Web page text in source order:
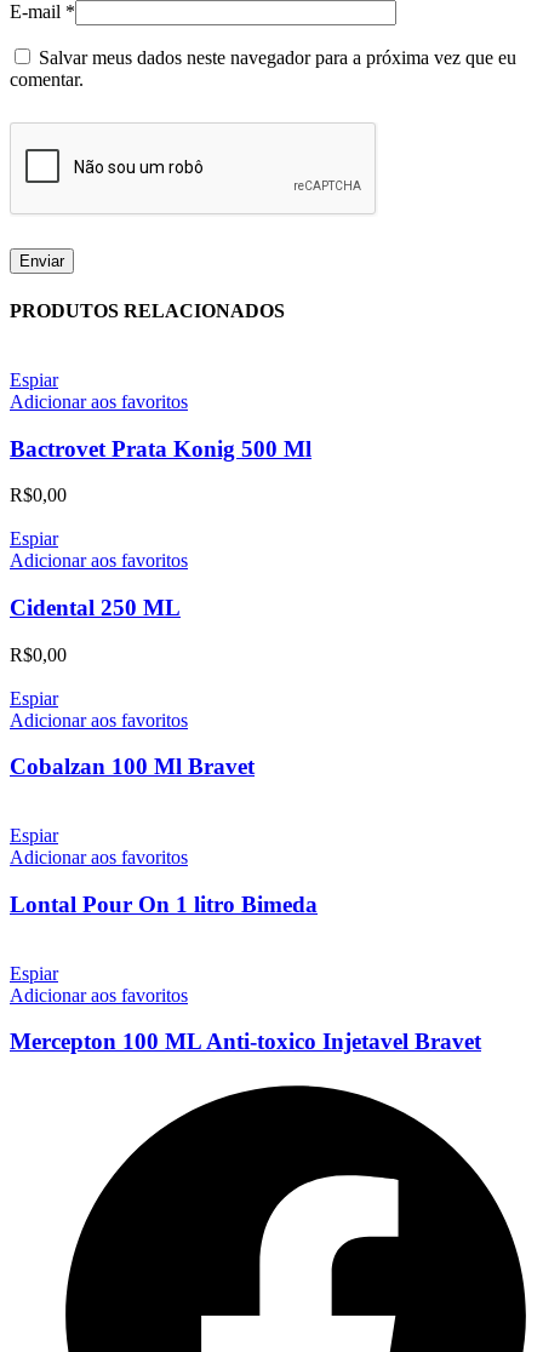
E-mail *
Salvar meus dados neste navegador para a próxima vez que eu
comentar.
PRODUTOS RELACIONADOS
Espiar
Adicionar aos favoritos
Bactrovet Prata Konig 500 Ml
R$0,00
Espiar
Adicionar aos favoritos
Cidental 250 ML
R$0,00
Espiar
Adicionar aos favoritos
Cobalzan 100 Ml Bravet
Espiar
Adicionar aos favoritos
Lontal Pour On 1 litro Bimeda
Espiar
Adicionar aos favoritos
Mercepton 100 ML Anti-toxico Injetavel Bravet